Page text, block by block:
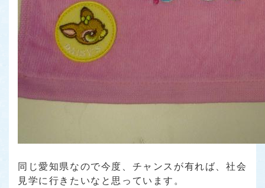
同じ愛知県なので今度、チャンスが有れば、社会
見学に行きたいなと思っています。